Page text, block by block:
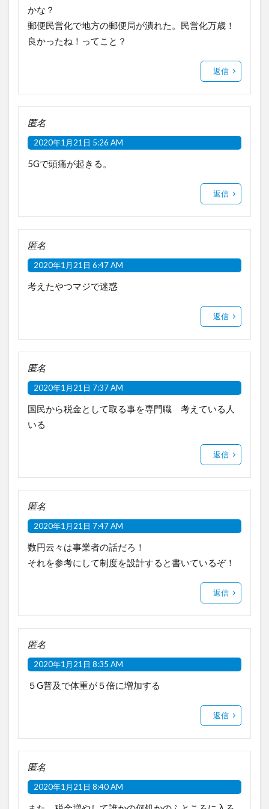
かな？
郵便民営化で地方の郵便局が潰れた。民営化万歳！
良かったね！ってこと？
返信
匿名
2020年1月21日 5:26 AM
5Gで頭痛が起きる。
返信
匿名
2020年1月21日 6:47 AM
考えたやつマジで迷惑
返信
匿名
2020年1月21日 7:37 AM
国民から税金として取る事を専門職 考えている人
いる
返信
匿名
2020年1月21日 7:47 AM
数円云々は事業者の話だろ！
それを参考にして制度を設計すると書いているぞ！
返信
匿名
2020年1月21日 8:35 AM
５G普及で体重が５倍に増加する
返信
匿名
2020年1月21日 8:40 AM